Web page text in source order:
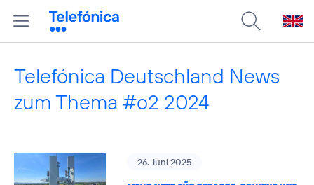
Telefónica Deutschland News
zum Thema #o2 2024
26. Juni 2025